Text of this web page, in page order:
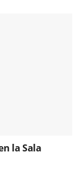
la Sala